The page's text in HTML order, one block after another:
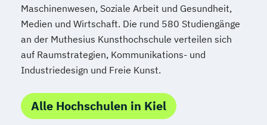
Maschinenwesen, Soziale Arbeit und Gesundheit,
Medien und Wirtschaft. Die rund 580 Studiengänge
an der Muthesius Kunsthochschule verteilen sich
auf Raumstrategien, Kommunikations- und
Industriedesign und Freie Kunst.
Alle Hochschulen in Kiel